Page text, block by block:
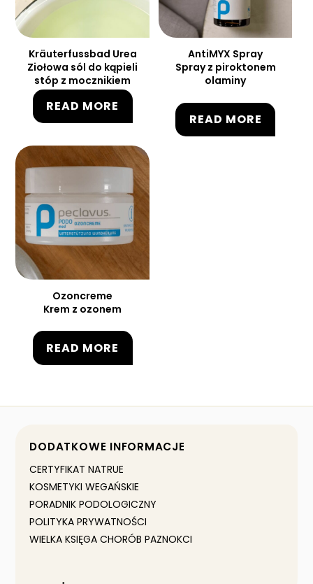
Kräuterfussbad Urea
Ziołowa sól do kąpieli
stóp z mocznikiem
READ MORE
AntiMYX Spray
Spray z piroktonem
olaminy
READ MORE
Ozoncreme
Krem z ozonem
READ MORE
DODATKOWE INFORMACJE
CERTYFIKAT NATRUE
KOSMETYKI WEGAŃSKIE
PORADNIK PODOLOGICZNY
POLITYKA PRYWATNOŚCI
WIELKA KSIĘGA CHORÓB PAZNOKCI